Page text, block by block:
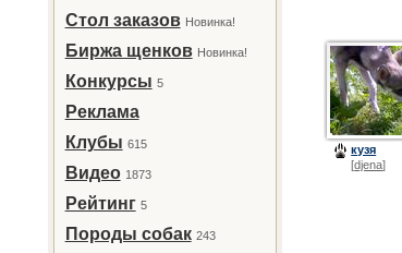
Стол заказов Новинка!
Биржа щенков Новинка!
Конкурсы 5
Реклама
Клубы 615
Видео 1873
Рейтинг 5
Породы собак 243
кузя
[djena]